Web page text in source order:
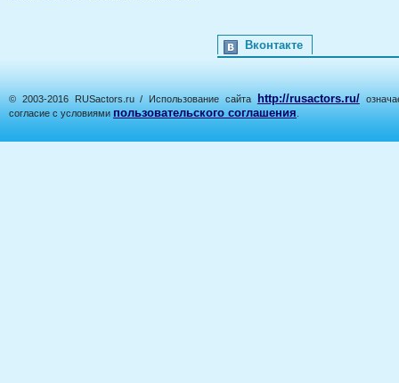
Вконтакте
© 2003-2016 RUSactors.ru / Использование сайта http://rusactors.ru/
согласие с условиями пользовательского соглашения